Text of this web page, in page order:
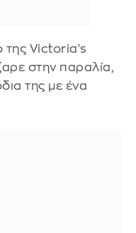
της Victoria's
στην παραλία,
της με ένα